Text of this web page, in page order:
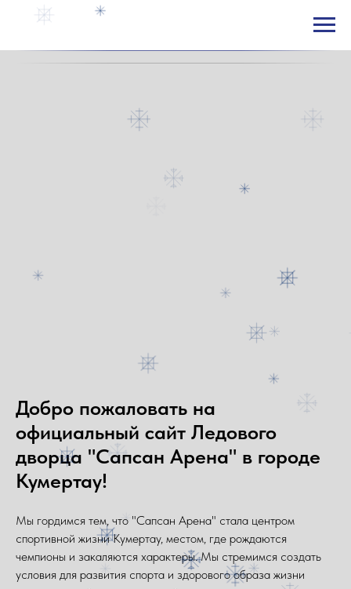
Добро пожаловать на
официальный сайт Ледового
дворца "Сапсан Арена" в городе
Кумертау!
Мы гордимся тем, что "Сапсан Арена" стала центром
спортивной жизни Кумертау, местом, где рождаются
чемпионы и закаляются характеры. Мы стремимся создать
условия для развития спорта и здорового образа жизни